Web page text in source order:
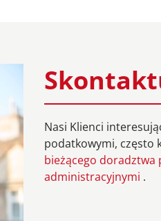
Nasi Klienci
podatkowymi, często
bieżącego doradztwa
administracyjnymi .